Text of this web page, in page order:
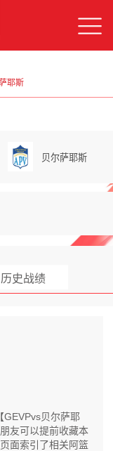
耶斯
贝尔萨耶斯
历史战绩
贝尔萨耶
友可以提前收藏本
面索引了相关阿篮